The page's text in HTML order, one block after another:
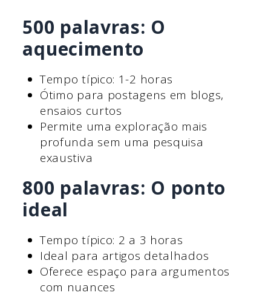
500 palavras: O
aquecimento
Tempo típico: 1-2 horas
Ótimo para postagens em blogs,
ensaios curtos
Permite uma exploração mais
profunda sem uma pesquisa
exaustiva
800 palavras: O ponto
ideal
Tempo típico: 2 a 3 horas
Ideal para artigos detalhados
Oferece espaço para argumentos
com nuances